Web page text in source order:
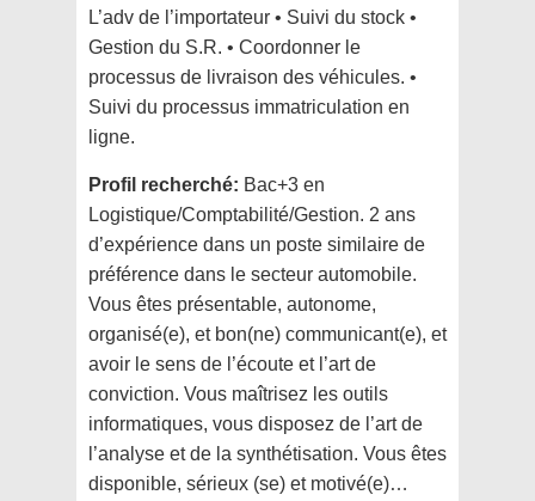
L’adv de l’importateur • Suivi du stock •
Gestion du S.R. • Coordonner le
processus de livraison des véhicules. •
Suivi du processus immatriculation en
ligne.
Profil recherché: Bac+3 en
Logistique/Comptabilité/Gestion. 2 ans
d’expérience dans un poste similaire de
préférence dans le secteur automobile.
Vous êtes présentable, autonome,
organisé(e), et bon(ne) communicant(e), et
avoir le sens de l’écoute et l’art de
conviction. Vous maîtrisez les outils
informatiques, vous disposez de l’art de
l’analyse et de la synthétisation. Vous êtes
disponible, sérieux (se) et motivé(e)…